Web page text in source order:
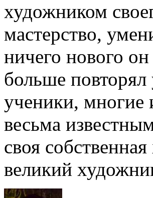
художником
мастерство,
ничего нового
больше
ученики, многие
весьма
своя
великий